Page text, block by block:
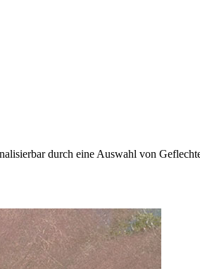
durch eine Auswahl von